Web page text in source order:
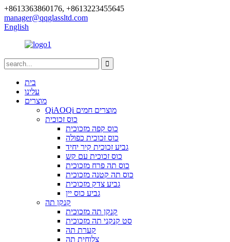
+8613363860176, +8613223455645
manager@qqglassltd.com
English
בית
עלינו
מוצרים
QiAOQi מוצרים חמים
כוס זכוכית
כוס קפה מזכוכית
כוס זכוכית כפולה
גביע זכוכית קיר יחיד
כוס זכוכית עם קש
כוס תה פרח מזכוכית
כוס תה קטנה מזכוכית
גביע צדק מזכוכית
גביע כוס יין
קנקן תה
קנקן תה מזכוכית
סט קנקני תה מזכוכית
קערת תה
צלוחית תה